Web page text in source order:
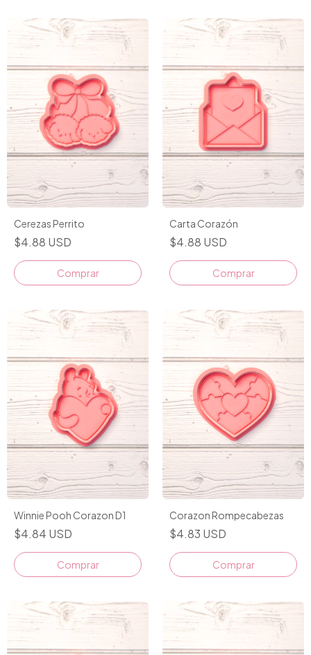
Cerezas Perrito
$4.88 USD
Comprar
Carta Corazón
$4.88 USD
Comprar
Winnie Pooh Corazon D1
$4.84 USD
Comprar
Corazon Rompecabezas
$4.83 USD
Comprar